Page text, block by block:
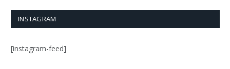
INSTAGRAM
[instagram-feed]